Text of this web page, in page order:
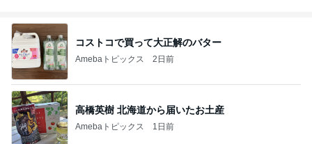
コストコで買って大正解のバター
Amebaトピックス 2日前
高橋英樹 北海道から届いたお土産
Amebaトピックス 1日前